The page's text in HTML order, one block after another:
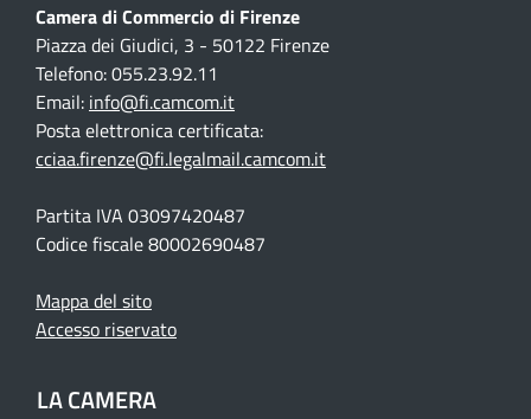
Camera di Commercio di Firenze
Piazza dei Giudici, 3 - 50122 Firenze
Telefono: 055.23.92.11
Email: info@fi.camcom.it
Posta elettronica certificata:
cciaa.firenze@fi.legalmail.camcom.it
Partita IVA 03097420487
Codice fiscale 80002690487
Mappa del sito
Accesso riservato
LA CAMERA